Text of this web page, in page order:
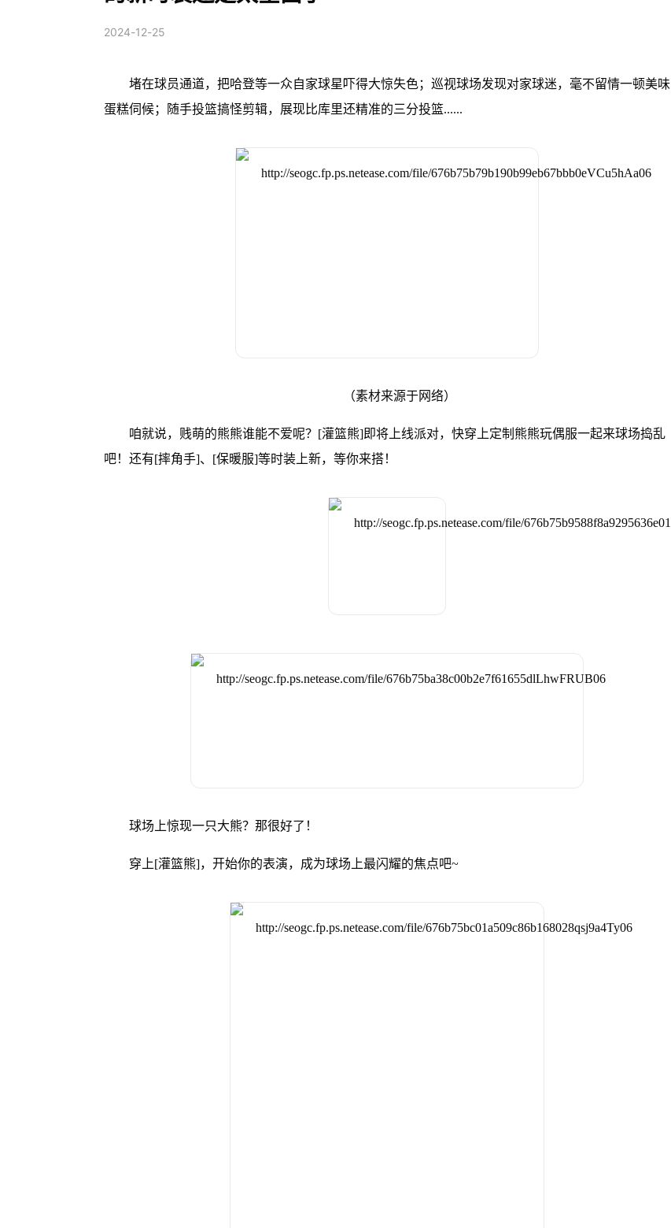
2024-12-25
堵在球员通道，把哈登等一众自家球星吓得大惊失色；巡视球场发现对家球迷，毫不留情一顿美味
蛋糕伺候；随手投篮搞怪剪辑，展现比库里还精准的三分投篮......
（素材来源于网络）
咱就说，贱萌的熊熊谁能不爱呢？[灌篮熊]即将上线派对，快穿上定制熊熊玩偶服一起来球场捣乱
吧！还有[摔角手]、[保暖服]等时装上新，等你来搭！
球场上惊现一只大熊？那很好了！
穿上[灌篮熊]，开始你的表演，成为球场上最闪耀的焦点吧~